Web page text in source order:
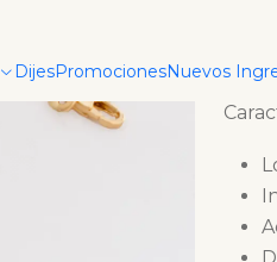
DijesPromocionesNuevos